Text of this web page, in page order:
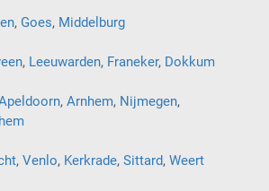
, Goes, Middelburg
, Leeuwarden, Franeker, Dokkum
, Arnhem, Nijmegen,
, Venlo, Kerkrade, Sittard, Weert